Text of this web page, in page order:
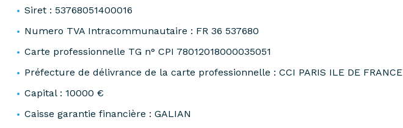
pro
louer
biens
pro
confiez-
nous
recherche
Siret : 53768051400016
Numero TVA Intracommunautaire : FR 36 537680
Carte professionnelle TG n° CPI 78012018000035051
Préfecture de délivrance de la carte professionnelle : CCI PARIS ILE DE FRANCE
Capital : 10000 €
Caisse garantie financière : GALIAN